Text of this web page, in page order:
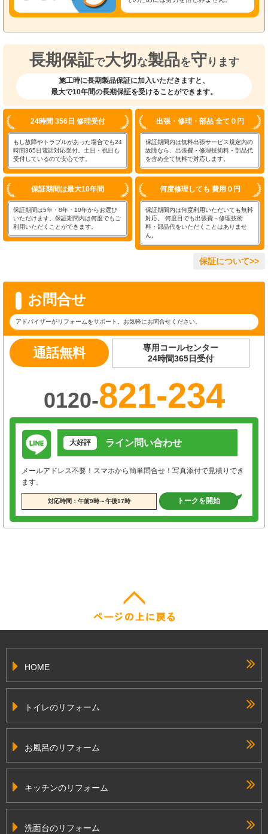
長期保証で大切 な製品を守 ります
施工時に長期製品保証に加入いただきますと、
最大で10年間の長期保証を受けることができます。
24時間 356日 修理受付
もし故障やトラブルがあった場合でも24
時間365日電話対応受付。土日・祝日も
受付しているので安心です。
出張・修理・部品 全て０円
保証期間内は無料出張サービス規定内の
故障なら、出張費・修理技術料・部品代
を含め全て無料で対応します。
保証期間は最大10年間
保証期間は5年・8年・10年からお選び
いただけます。保証期間内は何度でもご
利用いただくことができます。
何度修理しても 費用０円
保証期間内は何度利用いただいても無料
対応。 何度目でも出張費・修理技術
料・部品代をいただくことはありませ
ん。
保証について>>
お問合せ
アドバイザーがリフォームをサポート。お気軽にお問合せください。
通話無料
専用コールセンター
24時間365日受付
0120-821-234
大好評 ライン問い合わせ
メールアドレス不要！スマホから簡単問合せ！写真添付で見積りでき
ます。
対応時間：午前9時～午後17時 トークを開始
HOME
トイレのリフォーム
お風呂のリフォーム
キッチンのリフォーム
洗面台のリフォーム